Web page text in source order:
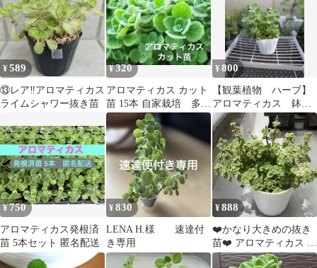
¥589
⑬レア‼️アロマティカス
ライムシャワー抜き苗
¥320
アロマティカス カット
苗 15本 自家栽培 多肉
植物/ハーブ
¥800
【観葉植物 ハーブ】
アロマティカス 鉢ご
と発送
¥750
アロマティカス発根済
苗 5本セット 匿名配送
¥830
LENA H.様 速達付
き専用
¥888
❤️かなり大きめの抜き
苗❤️ アロマティカス 多
肉植物 ハーブ